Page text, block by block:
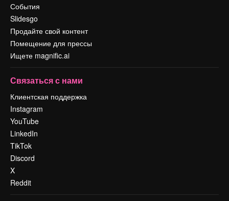
События
Slidesgo
Продайте свой контент
Помещение для прессы
Ищете magnific.ai
Связаться с нами
Клиентская поддержка
Instagram
YouTube
LinkedIn
TikTok
Discord
X
Reddit